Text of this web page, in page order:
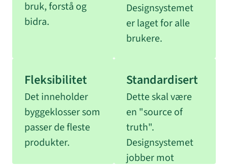
bruk, forstå og
bidra.
Designsystemet
er laget for alle
brukere.
Det inneholder
byggeklosser som
passer de fleste
produkter.
Dette skal være
en "source of
truth".
Designsystemet
jobber mot